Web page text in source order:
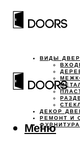
ВИДЫ
ДЕКОР
РЕМОНТ И
ФУРНИТУРА
Меню